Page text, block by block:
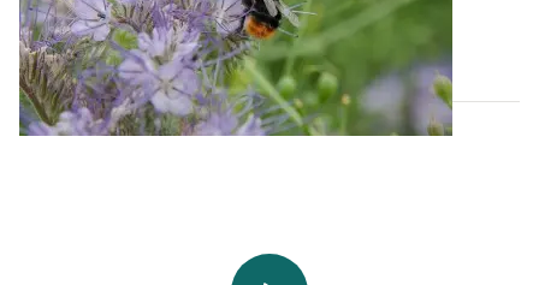
projet mené par Arvalis -...
02 AOÛT 2012